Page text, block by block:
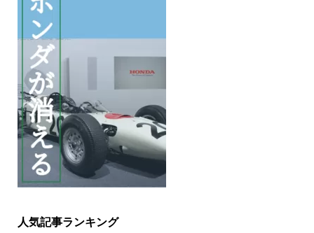
人気記事ランキング